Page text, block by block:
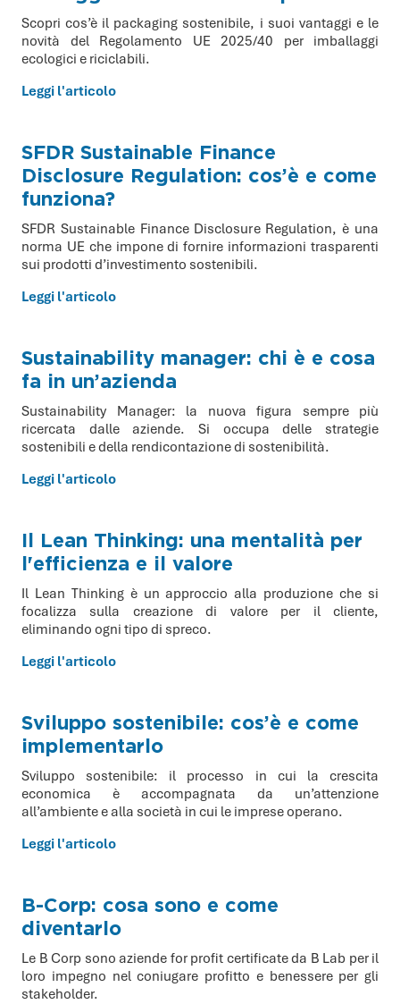
Scopri cos’è il packaging sostenibile, i suoi vantaggi e le
novità del Regolamento UE 2025/40 per imballaggi
ecologici e riciclabili.
Leggi l'articolo
SFDR Sustainable Finance
Disclosure Regulation: cos’è e come
funziona?
SFDR Sustainable Finance Disclosure Regulation, è una
norma UE che impone di fornire informazioni trasparenti
sui prodotti d’investimento sostenibili.
Leggi l'articolo
Sustainability manager: chi è e cosa
fa in un’azienda
Sustainability Manager: la nuova figura sempre più
ricercata dalle aziende. Si occupa delle strategie
sostenibili e della rendicontazione di sostenibilità.
Leggi l'articolo
Il Lean Thinking: una mentalità per
l'efficienza e il valore
Il Lean Thinking è un approccio alla produzione che si
focalizza sulla creazione di valore per il cliente,
eliminando ogni tipo di spreco.
Leggi l'articolo
Sviluppo sostenibile: cos’è e come
implementarlo
Sviluppo sostenibile: il processo in cui la crescita
economica è accompagnata da un’attenzione
all’ambiente e alla società in cui le imprese operano.
Leggi l'articolo
B-Corp: cosa sono e come
diventarlo
Le B Corp sono aziende for profit certificate da B Lab per il
loro impegno nel coniugare profitto e benessere per gli
stakeholder.